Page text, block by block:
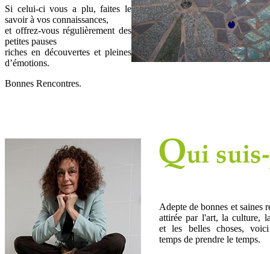
Si celui-ci vous a plu, faites le
savoir à vos connaissances,
et offrez-vous régulièrement des
petites pauses
riches en découvertes et pleines
d’émotions.
Bonnes Rencontres.
Adepte de bonnes et saines
attirée par l'art, la culture,
et les belles choses,
temps de prendre le temps.